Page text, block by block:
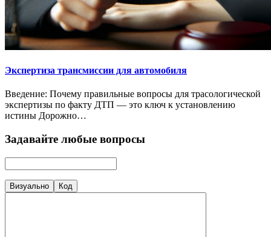
Экспертиза трансмиссии для автомобиля
Введение: Почему правильные вопросы для трасологической
экспертизы по факту ДТП — это ключ к установлению
истины Дорожно…
Задавайте любые вопросы
Визуально Код